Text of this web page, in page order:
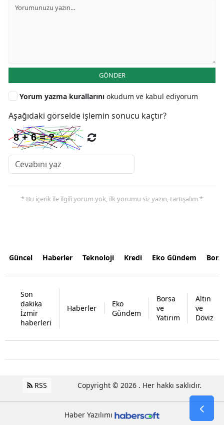
GÖNDER
Yorum yazma kurallarını okudum ve kabul ediyorum
Aşağıdaki görselde işlemin sonucu kaçtır?
* Bu içerik ile ilgili yorum yok, ilk yorumu siz yazın, tartışalım *
Güncel Haberler Teknoloji Kredi Eko Gündem
Son
dakika
İzmir
haberleri
Haberler
Eko
Gündem
Borsa
ve
Yatırım
Altın
ve
Döviz
RSS Copyright © 2026 . Her hakkı saklıdır.
Haber Yazılımı